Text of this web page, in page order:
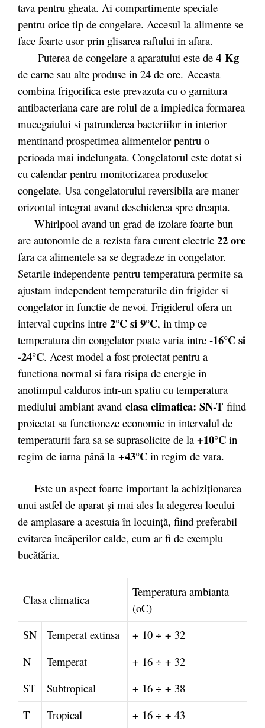
tava pentru gheata. Ai compartimente speciale
pentru orice tip de congelare. Accesul la alimente se
face foarte usor prin glisarea raftului in afara.
Puterea de congelare a aparatului este de 4 Kg
de carne sau alte produse in 24 de ore. Aceasta
combina frigorifica este prevazuta cu o garnitura
antibacteriana care are rolul de a impiedica formarea
mucegaiului si patrunderea bacteriilor in interior
mentinand prospetimea alimentelor pentru o
perioada mai indelungata. Congelatorul este dotat si
cu calendar pentru monitorizarea produselor
congelate. Usa congelatorului reversibila are maner
orizontal integrat avand deschiderea spre dreapta.
Whirlpool avand un grad de izolare foarte bun
are autonomie de a rezista fara curent electric 22 ore
fara ca alimentele sa se degradeze in congelator.
Setarile independente pentru temperatura permite sa
ajustam independent temperaturile din frigider si
congelator in functie de nevoi. Frigiderul ofera un
interval cuprins intre 2°C si 9°C, in timp ce
temperatura din congelator poate varia intre -16°C si
-24°C. Acest model a fost proiectat pentru a
functiona normal si fara risipa de energie in
anotimpul calduros intr-un spatiu cu temperatura
mediului ambiant avand clasa climatica: SN-T fiind
proiectat sa functioneze economic in intervalul de
temperaturii fara sa se suprasolicite de la +10°C in
regim de iarna până la +43°C in regim de vara.
Este un aspect foarte important la achiziţionarea
unui astfel de aparat şi mai ales la alegerea locului
de amplasare a acestuia în locuinţă, fiind preferabil
evitarea încăperilor calde, cum ar fi de exemplu
bucătăria.
Clasa climatica
Temperatura ambianta
(oC)
SN
Temperat extinsa
+ 10 ÷ + 32
N
Temperat
+ 16 ÷ + 32
ST
Subtropical
+ 16 ÷ + 38
T
Tropical + 16 ÷ + 43